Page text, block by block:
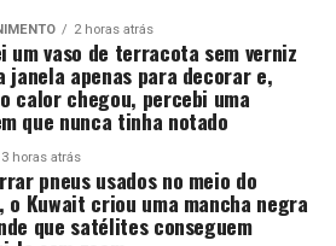
2 horas atrás
um vaso de terracota sem verniz
janela apenas para decorar e,
calor chegou, percebi uma
que nunca tinha notado
3 horas atrás
pneus usados no meio do
o Kuwait criou uma mancha negra
que satélites conseguem